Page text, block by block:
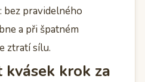
bez pravidelného
a při špatném
ztratí sílu.
kvásek krok za